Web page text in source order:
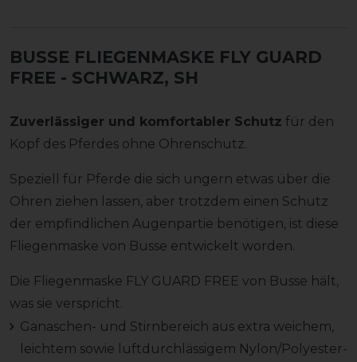
BUSSE FLIEGENMASKE FLY GUARD
FREE - SCHWARZ, SH
Zuverlässiger und komfortabler Schutz für den
Kopf des Pferdes ohne Ohrenschutz.
Speziell für Pferde die sich ungern etwas über die
Ohren ziehen lassen, aber trotzdem einen Schutz
der empfindlichen Augenpartie benötigen, ist diese
Fliegenmaske von Busse entwickelt worden.
Die Fliegenmaske FLY GUARD FREE von Busse hält,
was sie verspricht.
Ganaschen- und Stirnbereich aus extra weichem,
leichtem sowie luftdurchlässigem Nylon/Polyester-